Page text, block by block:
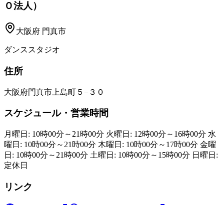
Ｏ法人）
大阪府 門真市
ダンススタジオ
住所
大阪府門真市上島町５−３０
スケジュール・営業時間
月曜日: 10時00分～21時00分 火曜日: 12時00分～16時00分 水
曜日: 10時00分～21時00分 木曜日: 10時00分～17時00分 金曜
日: 10時00分～21時00分 土曜日: 10時00分～15時00分 日曜日:
定休日
リンク